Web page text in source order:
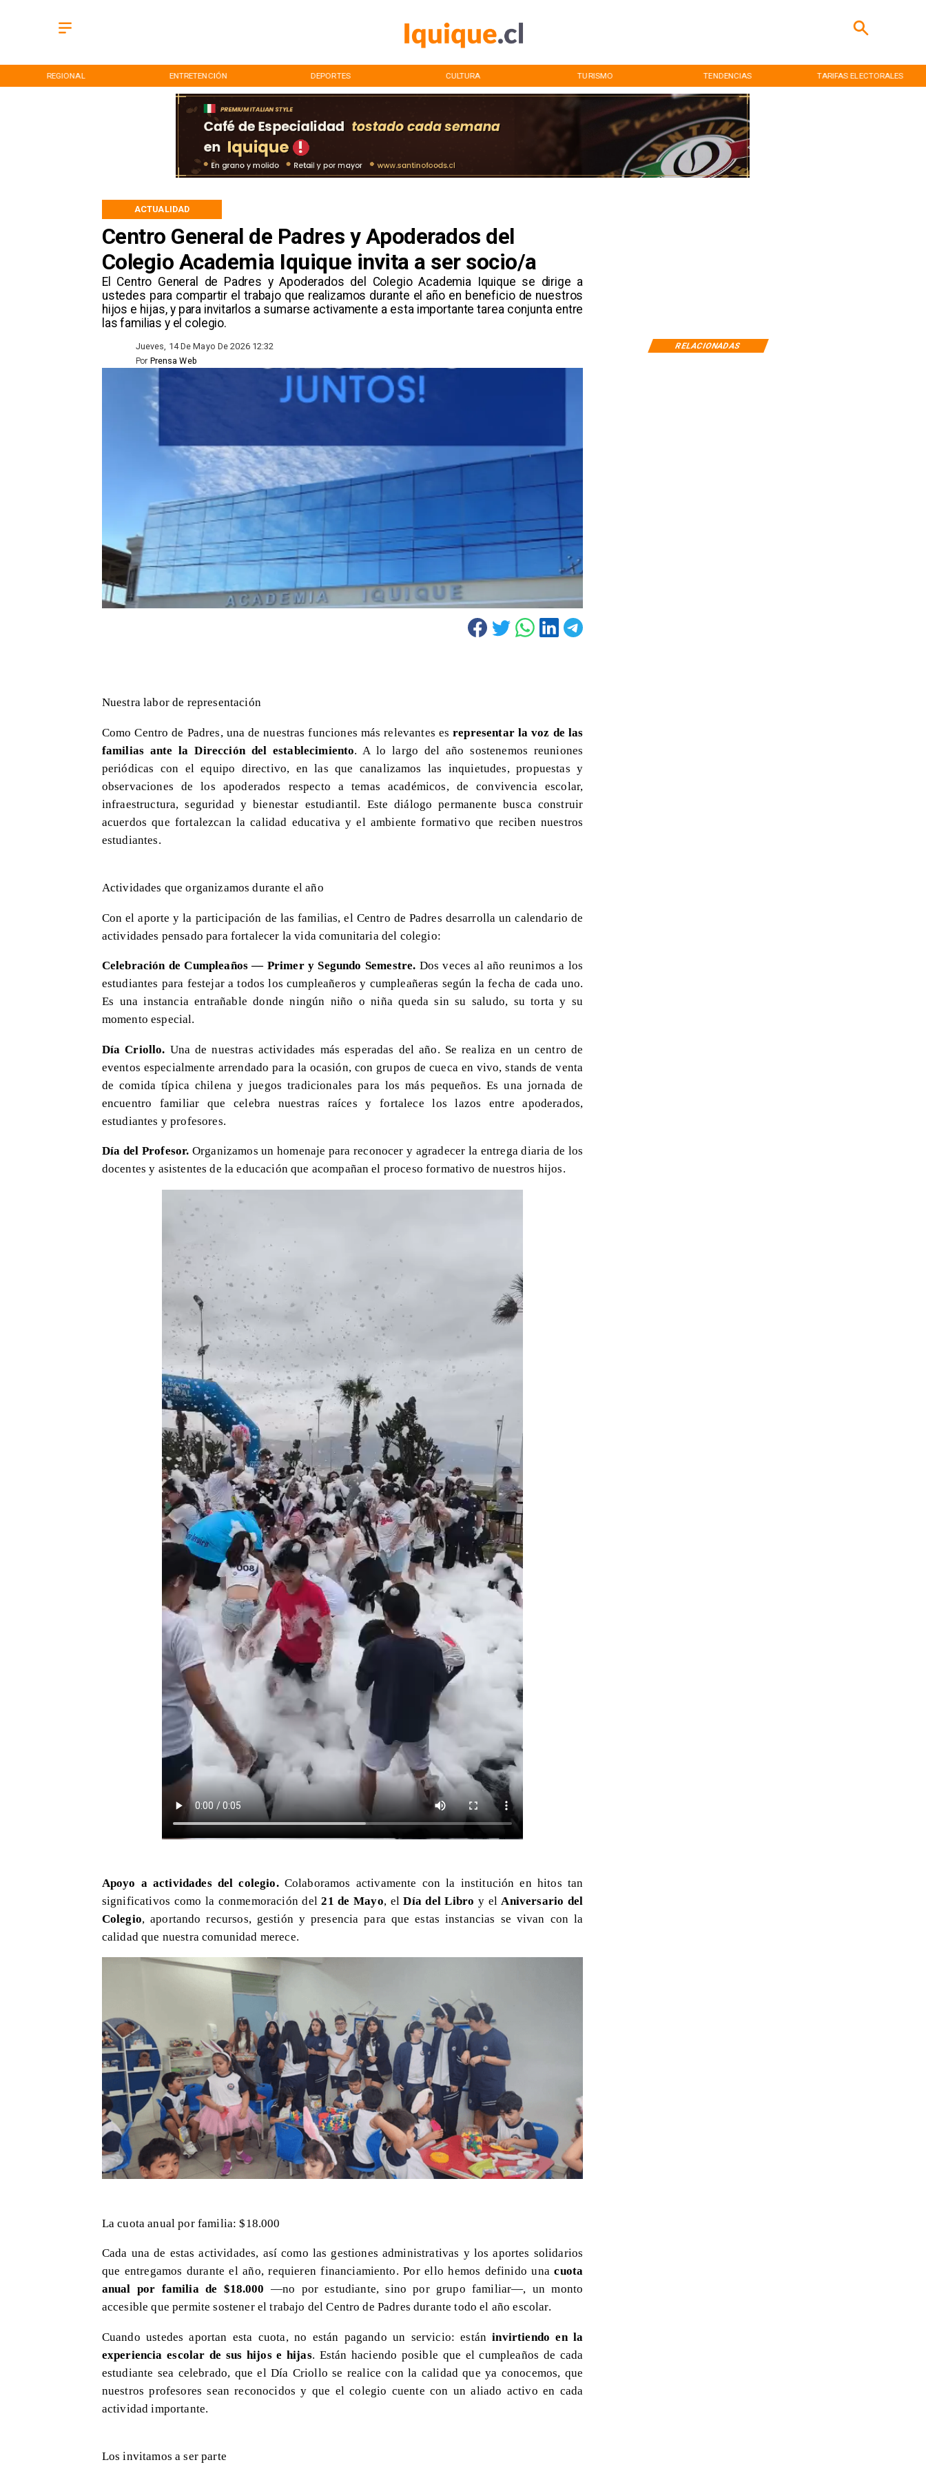
REGIONAL ENTRETENCIÓN DEPORTES CULTURA TURISMO TENDENCIAS TARIFAS ELECTORALES
Centro General de Padres y Apoderados del
Colegio Academia Iquique invita a ser socio/a
​El Centro General de Padres y Apoderados del Colegio Academia Iquique se dirige a
ustedes para compartir el trabajo que realizamos durante el año en beneficio de nuestros
hijos e hijas, y para invitarlos a sumarse activamente a esta importante tarea conjunta entre
las familias y el colegio.
ACTUALIDAD
RELACIONADAS
Jueves, 14 De Mayo De 2026 12:32
Prensa Web
Por
Nuestra labor de representación
Como Centro de Padres, una de nuestras funciones más relevantes esrepresentar la voz de las
familias ante la Dirección del establecimiento. A lo largo del año sostenemos reuniones
periódicas con el equipo directivo, en las que canalizamos las inquietudes, propuestas y
observaciones de los apoderados respecto a temas académicos, de convivencia escolar,
infraestructura, seguridad y bienestar estudiantil. Este diálogo permanente busca construir
acuerdos que fortalezcan la calidad educativa y el ambiente formativo que reciben nuestros
estudiantes.
Actividades que organizamos durante el año
Con el aporte y la participación de las familias, el Centro de Padres desarrolla un calendario de
actividades pensado para fortalecer la vida comunitaria del colegio:
Celebración de Cumpleaños — Primer y Segundo Semestre. Dos veces al año reunimos a los
estudiantes para festejar a todos los cumpleañeros y cumpleañeras según la fecha de cada uno.
Es una instancia entrañable donde ningún niño o niña queda sin su saludo, su torta y su
momento especial.
Día Criollo. Una de nuestras actividades más esperadas del año. Se realiza en un centro de
eventos especialmente arrendado para la ocasión, con grupos de cueca en vivo, stands de venta
de comida típica chilena y juegos tradicionales para los más pequeños. Es una jornada de
encuentro familiar que celebra nuestras raíces y fortalece los lazos entre apoderados,
estudiantes y profesores.
Día del Profesor. Organizamos un homenaje para reconocer y agradecer la entrega diaria de los
docentes y asistentes de la educación que acompañan el proceso formativo de nuestros hijos.
Apoyo a actividades del colegio.Colaboramos activamente con la institución en hitos tan
significativos como la conmemoración del21 de Mayo, elDía del Libro y el Aniversario del
Colegio, aportando recursos, gestión y presencia para que estas instancias se vivan con la
calidad que nuestra comunidad merece.
​La cuota anual por familia: $18.000
Cada una de estas actividades, así como las gestiones administrativas y los aportes solidarios
que entregamos durante el año, requieren financiamiento. Por ello hemos definido unacuota
anual por familia de $18.000 —no por estudiante, sino por grupo familiar—, un monto
accesible que permite sostener el trabajo del Centro de Padres durante todo el año escolar.
Cuando ustedes aportan esta cuota, no están pagando un servicio: estáninvirtiendo en la
experiencia escolar de sus hijos e hijas. Están haciendo posible que el cumpleaños de cada
estudiante sea celebrado, que el Día Criollo se realice con la calidad que ya conocemos, que
nuestros profesores sean reconocidos y que el colegio cuente con un aliado activo en cada
actividad importante.
Los invitamos a ser parte